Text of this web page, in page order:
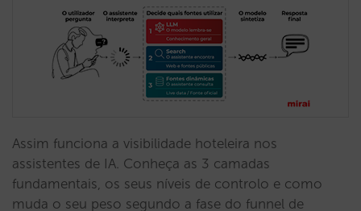
Assim funciona a visibilidade hoteleira nos
assistentes de IA. Conheça as 3 camadas
fundamentais, os seus níveis de controlo e como
muda o seu peso segundo a fase do funnel de